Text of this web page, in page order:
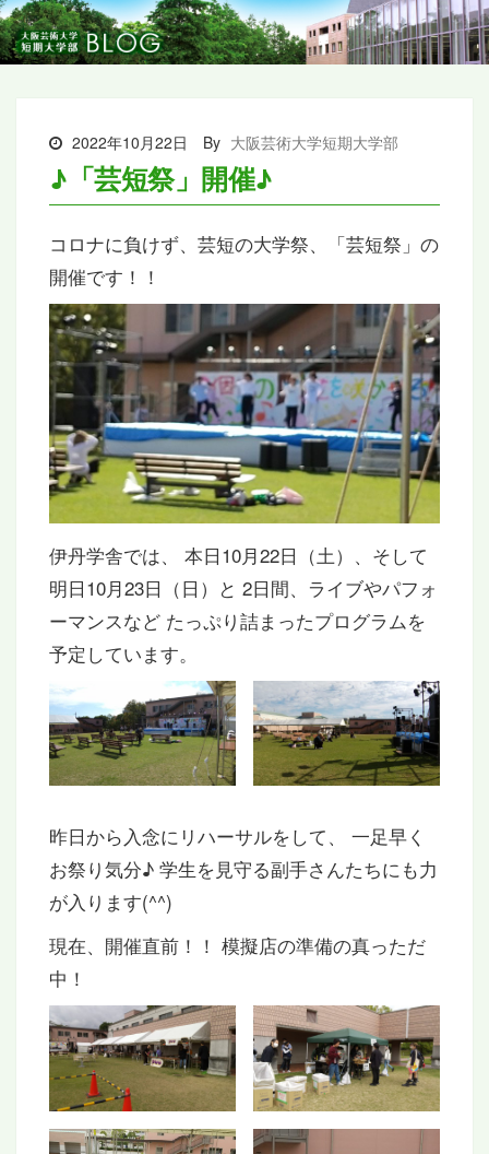
2022年10月22日 By 大阪芸術大学短期大学部
♪「芸短祭」開催♪
コロナに負けず、芸短の大学祭、「芸短祭」の
開催です！！
伊丹学舎では、 本日10月22日（土）、そして
明日10月23日（日）と 2日間、ライブやパフォ
ーマンスなど たっぷり詰まったプログラムを
予定しています。
昨日から入念にリハーサルをして、 一足早く
お祭り気分♪ 学生を見守る副手さんたちにも力
が入ります(^^)
現在、開催直前！！ 模擬店の準備の真っただ
中！